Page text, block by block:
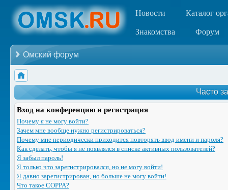
Новости Каталог
Знакомства Форум
Омский форум
Часто
Вход на конференцию и регистрация
Почему я не могу войти?
Зачем мне вообще нужно регистрироваться?
Почему мне периодически приходится повторять ввод имени и пароля?
Как сделать, чтобы я не появлялся в списке активных пользователей?
Я забыл пароль!
Я только что зарегистрировался, но не могу войти!
Я давно зарегистрирован, но больше не могу войти!
Что такое COPPA?